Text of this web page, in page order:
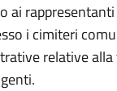
ai
i cimiteri
relative